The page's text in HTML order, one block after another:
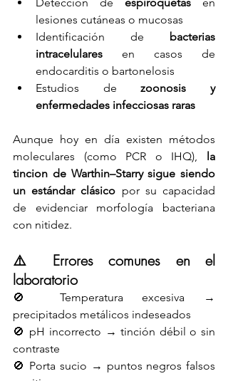
lesiones cutáneas o mucosas
Identificación de
bacterias
intracelulares en casos de
endocarditis o bartonelosis
Estudios de zoonosis y
enfermedades infecciosas raras
Aunque hoy en día existen métodos
moleculares (como PCR o IHQ),
la
tincion de Warthin–Starry sigue siendo
un estándar clásico por su capacidad
de evidenciar morfología bacteriana
con nitidez.
⚠️ Errores comunes en el
laboratorio
🚫 Temperatura excesiva →
precipitados metálicos indeseados
🚫 pH incorrecto → tinción débil o sin
contraste
🚫 Porta sucio → puntos negros falsos